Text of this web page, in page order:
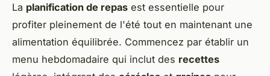
La planification de repas est essentielle pour
profiter pleinement de l'été tout en maintenant une
alimentation équilibrée. Commencez par établir un
menu hebdomadaire qui inclut des recettes